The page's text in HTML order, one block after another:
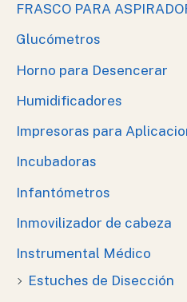
FRASCO PARA
Glucómetros
Horno para Desencerar
Humidificadores
Impresoras para
Incubadoras
Infantómetros
Inmovilizador de cabeza
Instrumental Médico
Estuches de Disección